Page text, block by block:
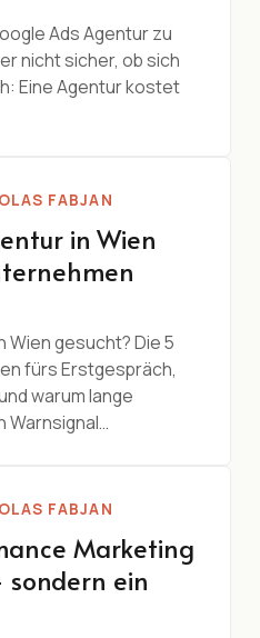
Ads Agentur zu
nicht sicher, ob sich
Eine Agentur kostet
FABJAN
in Wien
Wien gesucht? Die 5
fürs Erstgespräch,
warum lange
Warnsignal…
FABJAN
Marketing
sondern ein